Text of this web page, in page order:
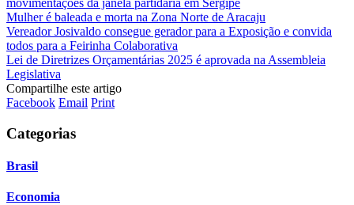
movimentações da janela partidária em Sergipe
Mulher é baleada e morta na Zona Norte de Aracaju
Vereador Josivaldo consegue gerador para a Exposição e convida
todos para a Feirinha Colaborativa
Lei de Diretrizes Orçamentárias 2025 é aprovada na Assembleia
Legislativa
Compartilhe este artigo
Facebook Email Print
Categorias
Brasil
Economia